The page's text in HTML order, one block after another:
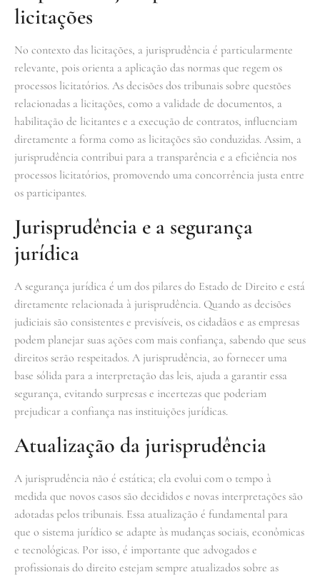
licitações
No contexto das licitações, a jurisprudência é particularmente
relevante, pois orienta a aplicação das normas que regem os
processos licitatórios. As decisões dos tribunais sobre questões
relacionadas a licitações, como a validade de documentos, a
habilitação de licitantes e a execução de contratos, influenciam
diretamente a forma como as licitações são conduzidas. Assim, a
jurisprudência contribui para a transparência e a eficiência nos
processos licitatórios, promovendo uma concorrência justa entre
os participantes.
Jurisprudência e a segurança
jurídica
A segurança jurídica é um dos pilares do Estado de Direito e está
diretamente relacionada à jurisprudência. Quando as decisões
judiciais são consistentes e previsíveis, os cidadãos e as empresas
podem planejar suas ações com mais confiança, sabendo que seus
direitos serão respeitados. A jurisprudência, ao fornecer uma
base sólida para a interpretação das leis, ajuda a garantir essa
segurança, evitando surpresas e incertezas que poderiam
prejudicar a confiança nas instituições jurídicas.
Atualização da jurisprudência
A jurisprudência não é estática; ela evolui com o tempo à
medida que novos casos são decididos e novas interpretações são
adotadas pelos tribunais. Essa atualização é fundamental para
que o sistema jurídico se adapte às mudanças sociais, econômicas
e tecnológicas. Por isso, é importante que advogados e
profissionais do direito estejam sempre atualizados sobre as